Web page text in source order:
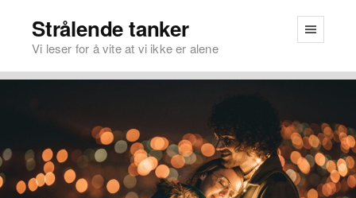
Strålende tanker
Vi leser for å vite at vi ikke er alene